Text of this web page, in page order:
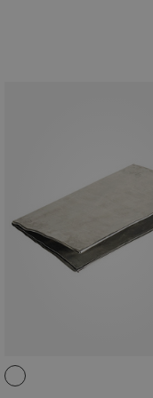
ONE SIZE